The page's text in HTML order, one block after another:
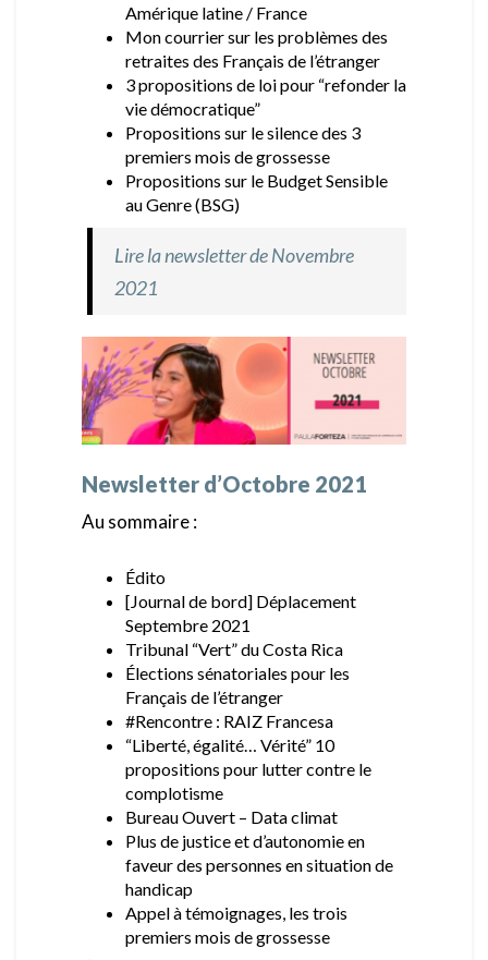
Amérique latine / France
Mon courrier sur les problèmes des
retraites des Français de l’étranger
3 propositions de loi pour “refonder la
vie démocratique”
Propositions sur le silence des 3
premiers mois de grossesse
Propositions sur le Budget Sensible
au Genre (BSG)
Lire la newsletter de Novembre
2021
Newsletter d’Octobre 2021
Au sommaire :
Édito
[Journal de bord] Déplacement
Septembre 2021
Tribunal “Vert” du Costa Rica
Élections sénatoriales pour les
Français de l’étranger
#Rencontre : RAIZ Francesa
“Liberté, égalité… Vérité” 10
propositions pour lutter contre le
complotisme
Bureau Ouvert – Data climat
Plus de justice et d’autonomie en
faveur des personnes en situation de
handicap
Appel à témoignages, les trois
premiers mois de grossesse